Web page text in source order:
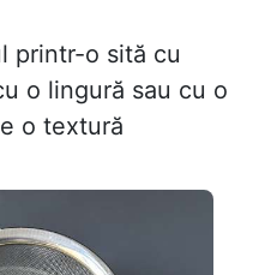
printr-o sită cu
o lingură sau cu o
o textură